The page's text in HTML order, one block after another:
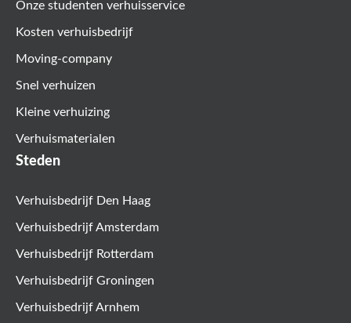
Onze studenten verhuisservice
Kosten verhuisbedrijf
Moving-company
Snel verhuizen
Kleine verhuizing
Verhuismaterialen
Steden
Verhuisbedrijf Den Haag
Verhuisbedrijf Amsterdam
Verhuisbedrijf Rotterdam
Verhuisbedrijf Groningen
Verhuisbedrijf Arnhem